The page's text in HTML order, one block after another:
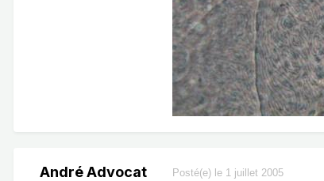
André Advocat Posté(e) le 1 juillet 2005